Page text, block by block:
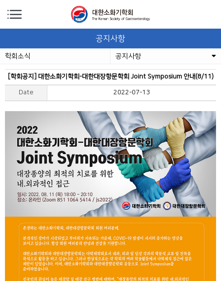
공지사항
학회소식 공지사항
[학회공지] 대한소화기학회-대한대장항문학회 Joint Symposium 안내(8/11)
Date 2022-07-13